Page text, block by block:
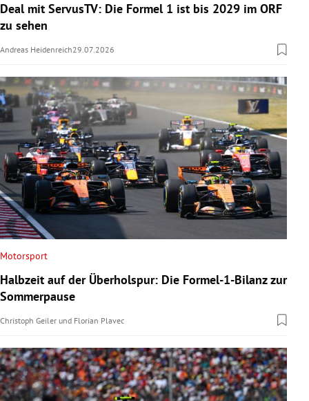
Deal mit ServusTV: Die Formel 1 ist bis 2029 im ORF
zu sehen
Andreas Heidenreich29.07.2026
Motorsport
Halbzeit auf der Überholspur: Die Formel-1-Bilanz zur
Sommerpause
Christoph Geiler und Florian Plavec